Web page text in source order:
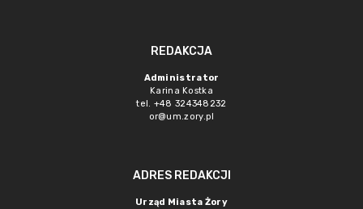
REDAKCJA
Administrator
Karina Kostka
tel. +48 324348232
or@um.zory.pl
ADRES REDAKCJI
Urząd Miasta Żory